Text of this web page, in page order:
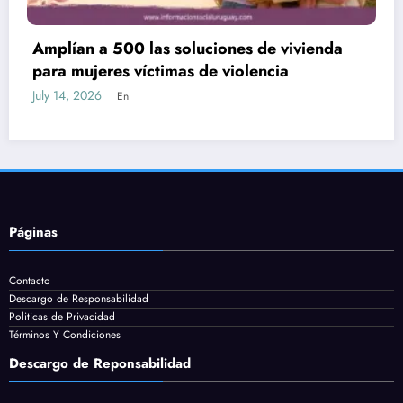
Nueva Ley de Empleo: subsidios
Páginas
Contacto
Descargo de Responsabilidad
Politicas de Privacidad
Términos Y Condiciones
Descargo de Reponsabilidad